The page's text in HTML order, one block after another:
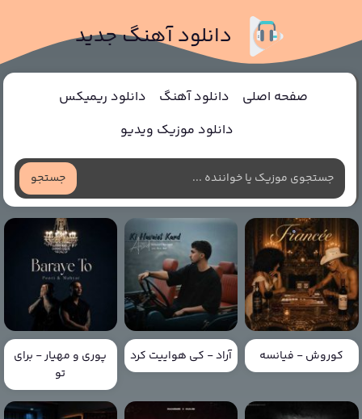
دانلود آهنگ جدید
صفحه اصلی دانلود آهنگ
دانلود ریمیکس
دانلود موزیک ویدیو
جستجو
کوروش - فیانسه آراد - کی هواییت کرد
پوری و مهیار - برای
تو